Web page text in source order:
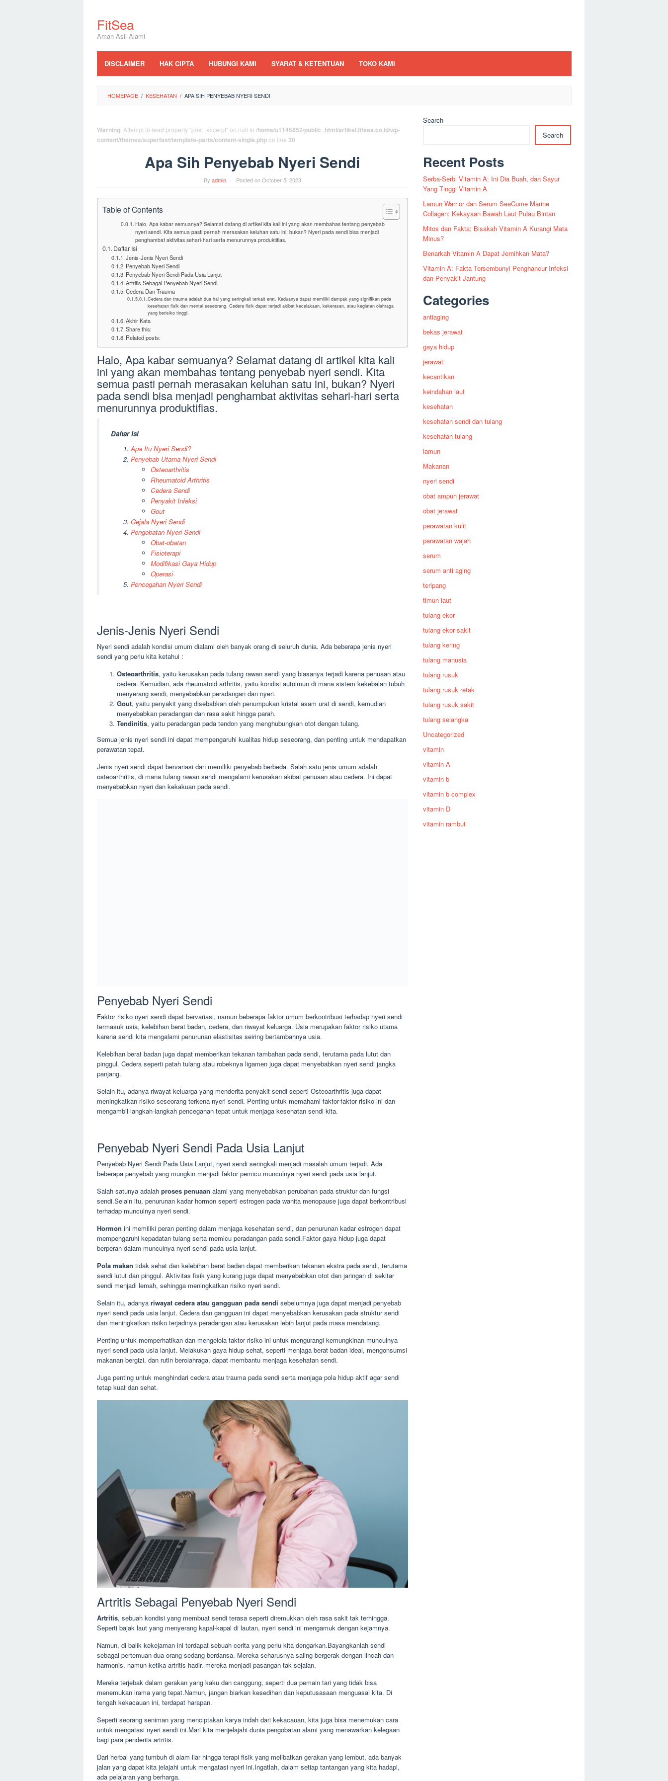
contentFitSea
Aman Asli Alami
DISCLAIMER HAK CIPTA HUBUNGI KAMI SYARAT & KETENTUAN TOKO KAMI
HOMEPAGE / KESEHATAN / APA SIH PENYEBAB NYERI SENDI
Warning: Attempt to read property "post_excerpt" on null in /home/u1145852/public_html/artikel.fitsea.co.id/wp-
content/themes/superfast/template-parts/content-single.phpon line 30
Apa Sih Penyebab Nyeri Sendi
By admin Posted onOctober 5, 2023
Table of Contents
Halo, Apa kabar semuanya? Selamat datang di artikel kita kali ini yang akan membahas tentang penyebab
nyeri sendi. Kita semua pasti pernah merasakan keluhan satu ini, bukan? Nyeri pada sendi bisa menjadi
penghambat aktivitas sehari-hari serta menurunnya produktifias.
Daftar Isi
Jenis-Jenis Nyeri Sendi
Penyebab Nyeri Sendi
Penyebab Nyeri Sendi Pada Usia Lanjut
Artritis Sebagai Penyebab Nyeri Sendi
Cedera Dan Trauma
Cedera dan trauma adalah dua hal yang seringkali terkait erat. Keduanya dapat memiliki dampak yang signifikan pada
kesehatan fisik dan mental seseorang. Cedera fisik dapat terjadi akibat kecelakaan, kekerasan, atau kegiatan olahraga
yang berisiko tinggi.
Akhir Kata
Share this:
Related posts:
Halo, Apa kabar semuanya? Selamat datang di artikel kita kali
ini yang akan membahas tentang penyebab nyeri sendi. Kita
semua pasti pernah merasakan keluhan satu ini, bukan? Nyeri
pada sendi bisa menjadi penghambat aktivitas sehari-hari serta
menurunnya produktifias.
Daftar Isi
Apa Itu Nyeri Sendi?
Penyebab Utama Nyeri Sendi
Osteoarthritis
Rheumatoid Arthritis
Cedera Sendi
Penyakit Infeksi
Gout
Gejala Nyeri Sendi
Pengobatan Nyeri Sendi
Obat-obatan
Fisioterapi
Modifikasi Gaya Hidup
Operasi
Pencegahan Nyeri Sendi
Jenis-Jenis Nyeri Sendi
Nyeri sendi adalah kondisi umum dialami oleh banyak orang di seluruh dunia. Ada beberapa jenis nyeri
sendi yang perlu kita ketahui :
Osteoarthritis, yaitu kerusakan pada tulang rawan sendi yang biasanya terjadi karena penuaan atau
cedera. Kemudian, ada rheumatoid arthritis, yaitu kondisi autoimun di mana sistem kekebalan tubuh
menyerang sendi, menyebabkan peradangan dan nyeri.
Gout, yaitu penyakit yang disebabkan oleh penumpukan kristal asam urat di sendi, kemudian
menyebabkan peradangan dan rasa sakit hingga parah.
Tendinitis, yaitu peradangan pada tendon yang menghubungkan otot dengan tulang.
Semua jenis nyeri sendi ini dapat mempengaruhi kualitas hidup seseorang, dan penting untuk mendapatkan
perawatan tepat.
Jenis nyeri sendi dapat bervariasi dan memiliki penyebab berbeda. Salah satu jenis umum adalah
osteoarthritis, di mana tulang rawan sendi mengalami kerusakan akibat penuaan atau cedera. Ini dapat
menyebabkan nyeri dan kekakuan pada sendi.
Penyebab Nyeri Sendi
Faktor risiko nyeri sendi dapat bervariasi, namun beberapa faktor umum berkontribusi terhadap nyeri sendi
termasuk usia, kelebihan berat badan, cedera, dan riwayat keluarga. Usia merupakan faktor risiko utama
karena sendi kita mengalami penurunan elastisitas seiring bertambahnya usia.
Kelebihan berat badan juga dapat memberikan tekanan tambahan pada sendi, terutama pada lutut dan
pinggul. Cedera seperti patah tulang atau robeknya ligamen juga dapat menyebabkan nyeri sendi jangka
panjang.
Selain itu, adanya riwayat keluarga yang menderita penyakit sendi seperti Osteoarthritis juga dapat
meningkatkan risiko seseorang terkena nyeri sendi. Penting untuk memahami faktor-faktor risiko ini dan
mengambil langkah-langkah pencegahan tepat untuk menjaga kesehatan sendi kita.
Penyebab Nyeri Sendi Pada Usia Lanjut
Penyebab Nyeri Sendi Pada Usia Lanjut, nyeri sendi seringkali menjadi masalah umum terjadi. Ada
beberapa penyebab yang mungkin menjadi faktor pemicu munculnya nyeri sendi pada usia lanjut.
Salah satunya adalah proses penuaan alami yang menyebabkan perubahan pada struktur dan fungsi
sendi.Selain itu, penurunan kadar hormon seperti estrogen pada wanita menopause juga dapat berkontribusi
terhadap munculnya nyeri sendi.
Hormon ini memiliki peran penting dalam menjaga kesehatan sendi, dan penurunan kadar estrogen dapat
mempengaruhi kepadatan tulang serta memicu peradangan pada sendi.Faktor gaya hidup juga dapat
berperan dalam munculnya nyeri sendi pada usia lanjut.
Pola makan tidak sehat dan kelebihan berat badan dapat memberikan tekanan ekstra pada sendi, terutama
sendi lutut dan pinggul. Aktivitas fisik yang kurang juga dapat menyebabkan otot dan jaringan di sekitar
sendi menjadi lemah, sehingga meningkatkan risiko nyeri sendi.
Selain itu, adanya riwayat cedera atau gangguan pada sendi sebelumnya juga dapat menjadi penyebab
nyeri sendi pada usia lanjut. Cedera dan gangguan ini dapat menyebabkan kerusakan pada struktur sendi
dan meningkatkan risiko terjadinya peradangan atau kerusakan lebih lanjut pada masa mendatang.
Penting untuk memperhatikan dan mengelola faktor risiko ini untuk mengurangi kemungkinan munculnya
nyeri sendi pada usia lanjut. Melakukan gaya hidup sehat, seperti menjaga berat badan ideal, mengonsumsi
makanan bergizi, dan rutin berolahraga, dapat membantu menjaga kesehatan sendi.
Juga penting untuk menghindari cedera atau trauma pada sendi serta menjaga pola hidup aktif agar sendi
tetap kuat dan sehat.
Artritis Sebagai Penyebab Nyeri Sendi
Artritis, sebuah kondisi yang membuat sendi terasa seperti diremukkan oleh rasa sakit tak terhingga.
Seperti bajak laut yang menyerang kapal-kapal di lautan, nyeri sendi ini mengamuk dengan kejamnya.
Namun, di balik kekejaman ini terdapat sebuah cerita yang perlu kita dengarkan.Bayangkanlah sendi
sebagai pertemuan dua orang sedang berdansa. Mereka seharusnya saling bergerak dengan lincah dan
harmonis, namun ketika artritis hadir, mereka menjadi pasangan tak sejalan.
Mereka terjebak dalam gerakan yang kaku dan canggung, seperti dua pemain tari yang tidak bisa
menemukan irama yang tepat.Namun, jangan biarkan kesedihan dan keputusasaan menguasai kita. Di
tengah kekacauan ini, terdapat harapan.
Seperti seorang seniman yang menciptakan karya indah dari kekacauan, kita juga bisa menemukan cara
untuk mengatasi nyeri sendi ini.Mari kita menjelajahi dunia pengobatan alami yang menawarkan kelegaan
bagi para penderita artritis.
Dari herbal yang tumbuh di alam liar hingga terapi fisik yang melibatkan gerakan yang lembut, ada banyak
jalan yang dapat kita jelajahi untuk mengatasi nyeri ini.Ingatlah, dalam setiap tantangan yang kita hadapi,
ada pelajaran yang berharga.
Search
Search
Recent Posts
Serba-Serbi Vitamin A: Ini Dia Buah, dan Sayur
Yang Tinggi Vitamin A
Lamun Warrior dan Serum SeaCume Marine
Collagen: Kekayaan Bawah Laut Pulau Bintan
Mitos dan Fakta: Bisakah Vitamin A Kurangi Mata
Minus?
Benarkah Vitamin A Dapat Jernihkan Mata?
Vitamin A: Fakta Tersembunyi Penghancur Infeksi
dan Penyakit Jantung
Categories
antiaging
bekas jerawat
gaya hidup
jerawat
kecantikan
keindahan laut
kesehatan
kesehatan sendi dan tulang
kesehatan tulang
lamun
Makanan
nyeri sendi
obat ampuh jerawat
obat jerawat
perawatan kulit
perawatan wajah
serum
serum anti aging
teripang
timun laut
tulang ekor
tulang ekor sakit
tulang kering
tulang manusia
tulang rusuk
tulang rusuk retak
tulang rusuk sakit
tulang selangka
Uncategorized
vitamin
vitamin A
vitamin b
vitamin b complex
vitamin D
vitamin rambut